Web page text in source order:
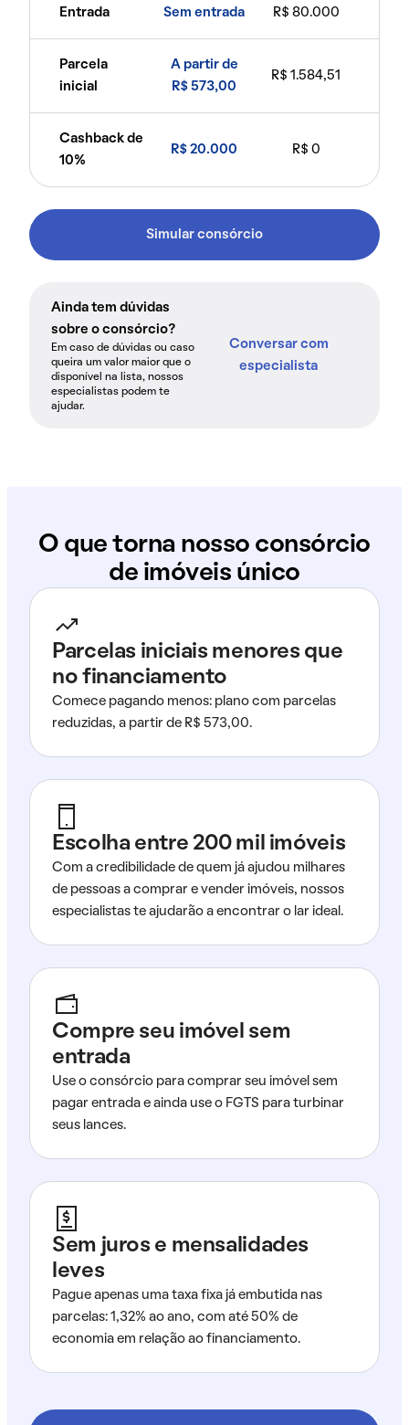
Entrada Sem entrada R$ 80.000
Parcela
inicial
A partir de
R$ 573,00
R$ 1.584,51
Cashback de
10%
R$ 20.000 R$ 0
Simular consórcio
Ainda tem dúvidas
sobre o consórcio?
Em caso de dúvidas ou caso
queira um valor maior que o
disponível na lista, nossos
especialistas podem te
ajudar.
Conversar com
especialista
O que torna nosso consórcio
de imóveis único
Parcelas iniciais menores que
no financiamento
Comece pagando menos: plano com parcelas
reduzidas, a partir de R$ 573,00.
Escolha entre 200 mil imóveis
Com a credibilidade de quem já ajudou milhares
de pessoas a comprar e vender imóveis, nossos
especialistas te ajudarão a encontrar o lar ideal.
Compre seu imóvel sem
entrada
Use o consórcio para comprar seu imóvel sem
pagar entrada e ainda use o FGTS para turbinar
seus lances.
Sem juros e mensalidades
leves
Pague apenas uma taxa fixa já embutida nas
parcelas: 1,32% ao ano, com até 50% de
economia em relação ao financiamento.